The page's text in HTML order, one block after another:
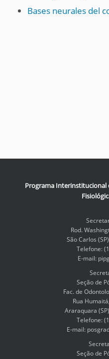
Bases neurales del
Programa Interinstitucional
Rod.
São Carlos
Telefone:
E-mail:
Seção de
Fac. de
Rua
Araraquara
Telefone:
E-mail:
Seção de